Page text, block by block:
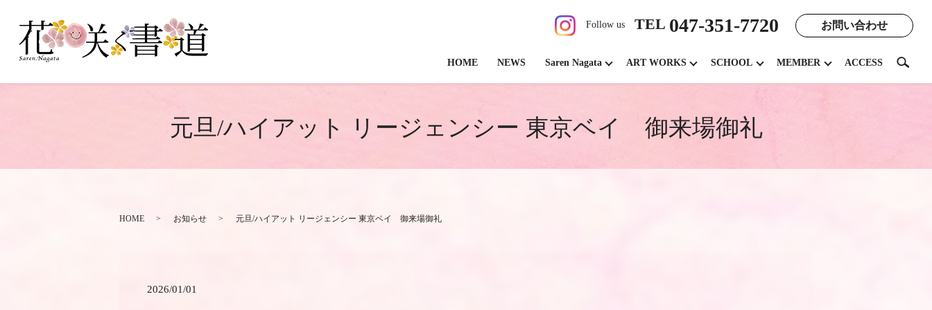
Follow us TEL 047-351-7720 お問い合わせ
HOME NEWS Saren Nagata ART WORKS SCHOOL MEMBER ACCESS search
元旦/ハイアット リージェンシー 東京ベイ 御来場御礼
HOME お知らせ 元旦/ハイアット リージェンシー 東京ベイ 御来場御礼
2026/01/01